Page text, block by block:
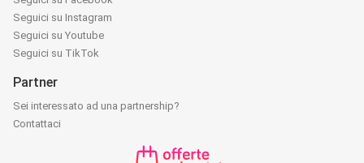
Seguici su Instagram
Seguici su Youtube
Seguici su TikTok
Partner
Sei interessato ad una partnership?
Contattaci